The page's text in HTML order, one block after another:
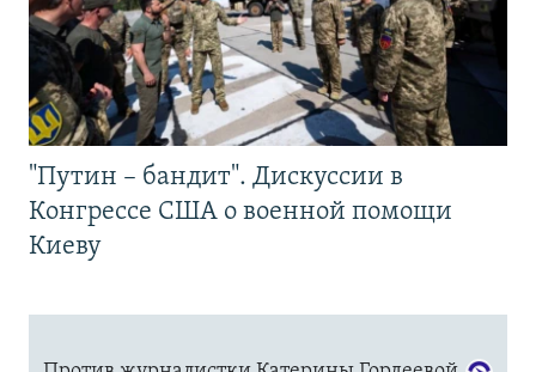
"Путин – бандит". Дискуссии в
Конгрессе США о военной помощи
Киеву